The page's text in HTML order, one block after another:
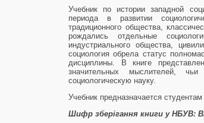
Учебник по истории западной
периода в развитии
традиционного общества,
рождались отдельные
индустриального общества,
социология обрела статус
дисциплины. В книге
значительных мыслителей,
социологическую науку.
Учебник предназначается
Шифр зберігання книги у НБУВ: